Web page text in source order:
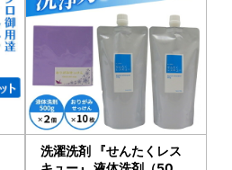
洗濯洗剤 『せんたくレス